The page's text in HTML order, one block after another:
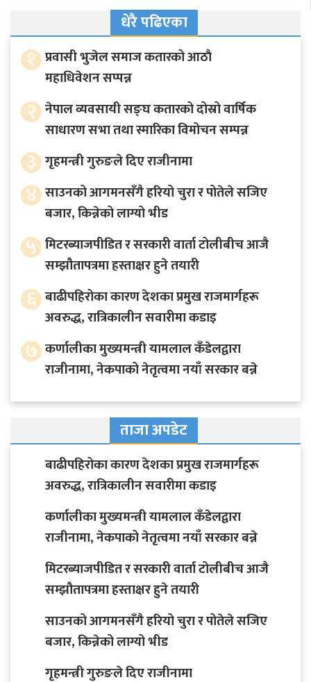
धेरै पढिएका
१ प्रवासी भुजेल समाज कतारको आठाै
महाधिवेशन सप्पन्न
२ नेपाल व्यवसायी सङ्घ कतारको दोस्रो वार्षिक
साधारण सभा तथा स्मारिका विमोचन सम्पन्न
३ गृहमन्त्री गुरुङले दिए राजीनामा
४ साउनको आगमनसँगै हरियो चुरा र पोतेले सजिए
बजार, किन्नेको लाग्यो भीड
५ मिटरब्याजपीडित र सरकारी वार्ता टोलीबीच आजै
सम्झौतापत्रमा हस्ताक्षर हुने तयारी
६ बाढीपहिरोका कारण देशका प्रमुख राजमार्गहरू
अवरुद्ध, रात्रिकालीन सवारीमा कडाइ
७ कर्णालीका मुख्यमन्त्री यामलाल कँडेलद्वारा
राजीनामा, नेकपाको नेतृत्वमा नयाँ सरकार बन्ने
ताजा अपडेट
बाढीपहिरोका कारण देशका प्रमुख राजमार्गहरू
अवरुद्ध, रात्रिकालीन सवारीमा कडाइ
कर्णालीका मुख्यमन्त्री यामलाल कँडेलद्वारा
राजीनामा, नेकपाको नेतृत्वमा नयाँ सरकार बन्ने
मिटरब्याजपीडित र सरकारी वार्ता टोलीबीच आजै
सम्झौतापत्रमा हस्ताक्षर हुने तयारी
साउनको आगमनसँगै हरियो चुरा र पोतेले सजिए
बजार, किन्नेको लाग्यो भीड
गृहमन्त्री गुरुङले दिए राजीनामा